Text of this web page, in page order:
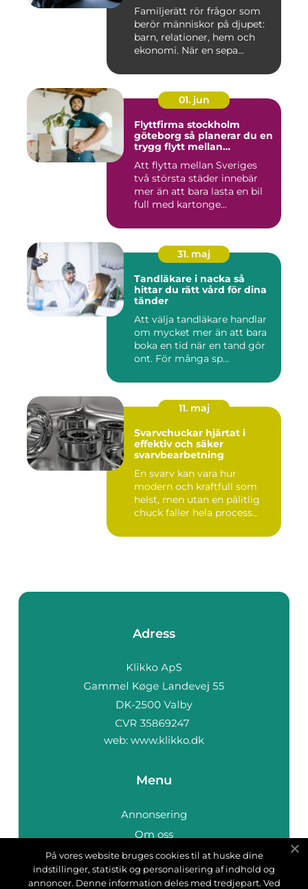
Familjerätt rör frågor som
berör människor på djupet:
barn, relationer, hem och
ekonomi. När en sepa...
01. jun
Flyttfirma stockholm
göteborg så planerar du en
trygg flytt mellan
Att flytta mellan Sveriges
två största städer innebär
mer än att bara lasta en bil
full med kartonge...
31. maj
Tandläkare i nacka så
hittar du rätt vård för dina
tänder
Att välja tandläkare handlar
om mycket mer än att bara
boka en tid när en tand gör
ont. För många sp...
11. maj
Svarvchuckar hjärtat i
effektiv och säker
svarvbearbetning
En svarv kan vara hur
modern och kraftfull som
helst, men utan en pålitlig
chuck faller hela process...
Adress
web: www.klikko.dk
Menu
Annonsering
Om oss
Cookies
Kontakta oss
På vores website bruges cookies til at huske dine
indstillinger, statistik og personalisering af indhold og
annoncer. Denne information deles med tredjepart. Ved